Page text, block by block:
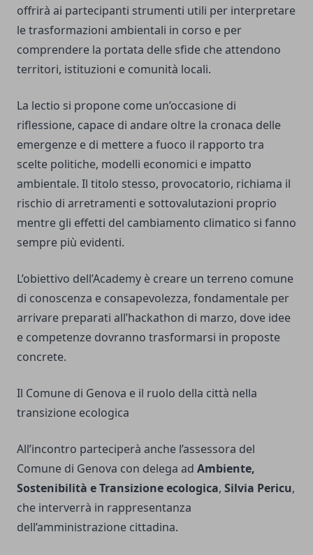
offrirà ai partecipanti strumenti utili per interpretare
le trasformazioni ambientali in corso e per
comprendere la portata delle sfide che attendono
territori, istituzioni e comunità locali.
La lectio si propone come un’occasione di
riflessione, capace di andare oltre la cronaca delle
emergenze e di mettere a fuoco il rapporto tra
scelte politiche, modelli economici e impatto
ambientale. Il titolo stesso, provocatorio, richiama il
rischio di arretramenti e sottovalutazioni proprio
mentre gli effetti del cambiamento climatico si fanno
sempre più evidenti.
L’obiettivo dell’Academy è creare un terreno comune
di conoscenza e consapevolezza, fondamentale per
arrivare preparati all’hackathon di marzo, dove idee
e competenze dovranno trasformarsi in proposte
concrete.
Il Comune di Genova e il ruolo della città nella
transizione ecologica
All’incontro parteciperà anche l’assessora del
Comune di Genova con delega ad Ambiente,
Sostenibilità e Transizione ecologica, Silvia Pericu,
che interverrà in rappresentanza
dell’amministrazione cittadina.